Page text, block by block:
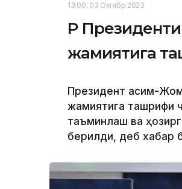
13:00, 03 Октябр 2023
ҚР
жамиятига
Президент Қасим-
жамиятига ташрифи
таъминлаш ва
берилди, деб хабар